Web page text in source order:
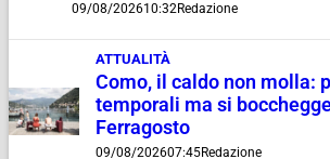
09/08/202610:32Redazione
ATTUALITÀ
Como, il caldo non molla:
temporali ma si
Ferragosto
09/08/202607:45Redazione